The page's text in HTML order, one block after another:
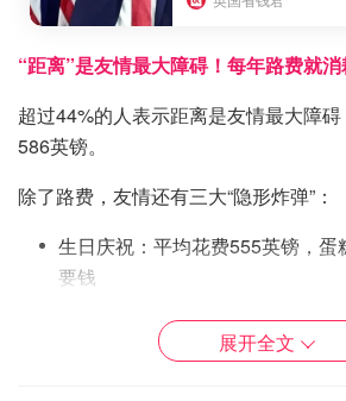
“距离”是友情最大障碍！每年路费就
超过44%的人表示距离是友情最大障
586英镑。
除了路费，友情还有三大“隐形炸弹”：
生日庆祝：平均花费555英镑，
要钱
友情礼物：463英镑，节日、升职
聚餐社交：465英镑，朋友说“出
展开全文